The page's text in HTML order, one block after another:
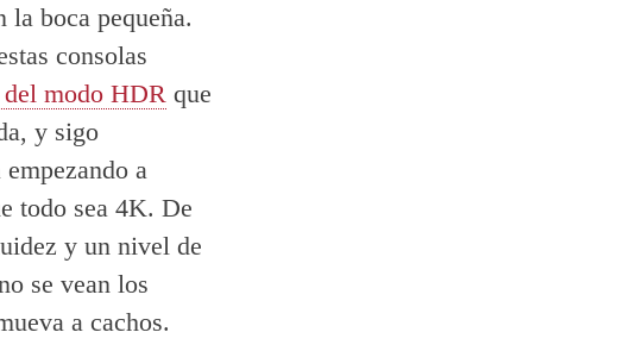
boca pequeña.
consolas
modo HDR que
y sigo
a
todo sea 4K. De
y un nivel de
se vean los
a cachos.